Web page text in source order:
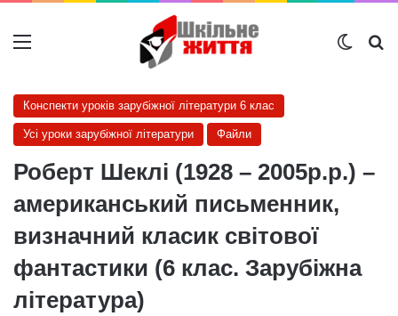
Меню
Конспекти уроків зарубіжної літератури 6 клас
Усі уроки зарубіжної літератури Файли
Роберт Шеклі (1928 – 2005р.р.) –
американський письменник,
визначний класик світової
фантастики (6 клас. Зарубіжна
література)